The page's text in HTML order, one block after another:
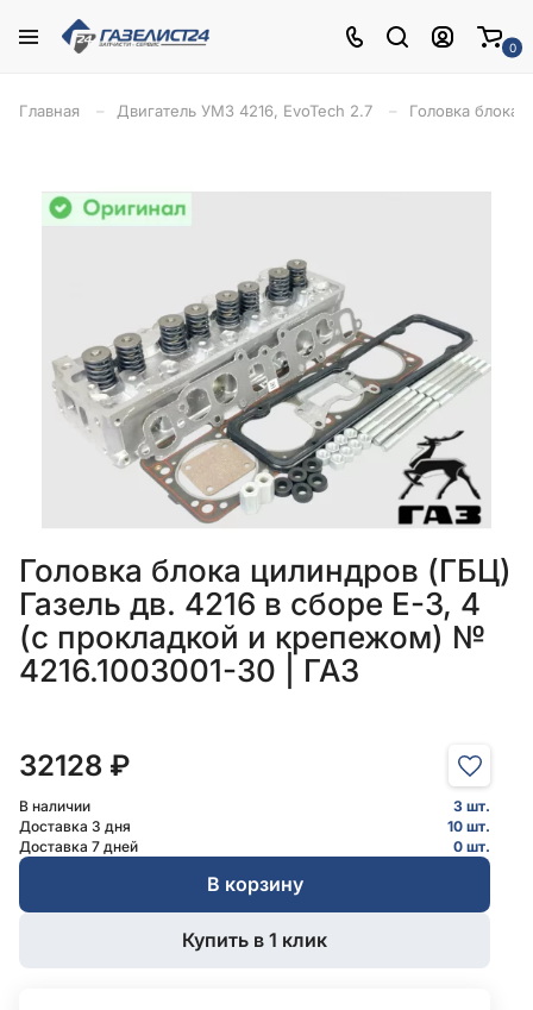
0
Главная Двигатель УМЗ 4216, EvoTech 2.7 Головка блока
Головка блока цилиндров (ГБЦ)
Газель дв. 4216 в сборе Е-3, 4
(с прокладкой и крепежом) №
4216.1003001-30 | ГАЗ
32128 ₽
В наличии
3 шт.
Доставка 3 дня
10 шт.
Доставка 7 дней
0 шт.
В корзину
Купить в 1 клик